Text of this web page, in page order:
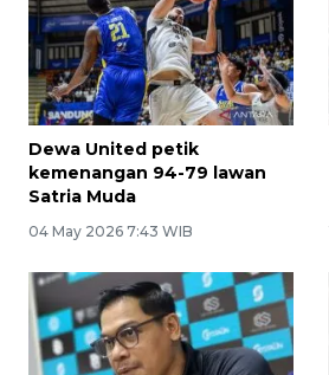
Dewa United petik
kemenangan 94-79 lawan
Satria Muda
04 May 2026 7:43 WIB